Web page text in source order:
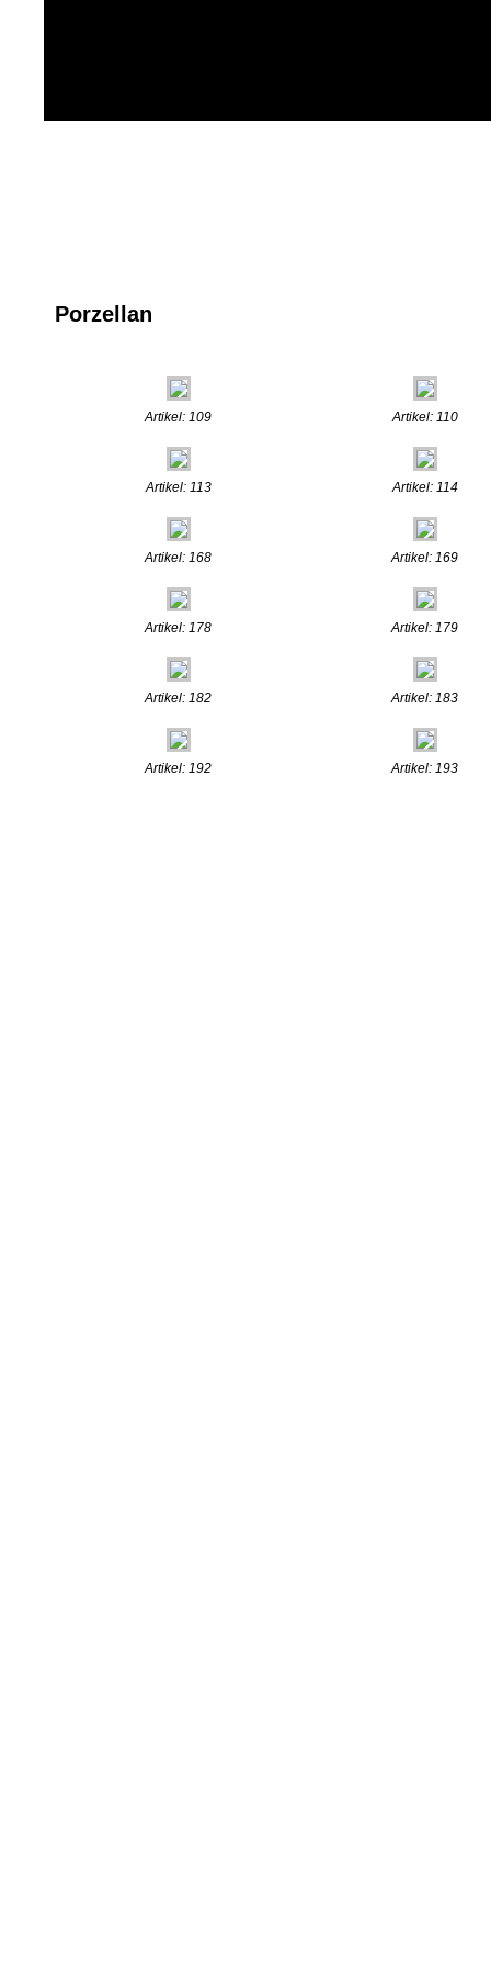
Porzellan
Artikel: 109 Artikel: 110
Artikel: 113 Artikel: 114
Artikel: 168 Artikel: 169
Artikel: 178 Artikel: 179
Artikel: 182 Artikel: 183
Artikel: 192 Artikel: 193